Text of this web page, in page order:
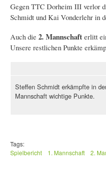
Gegen TTC Dorheim III verlor
Schmidt und Kai Vonderlehr in
Auch die 2. Mannschafterlitt
Unsere restlichen Punkte
Steffen Schmidt erkämpfte in
Mannschaft wichtige Punkte.
Tags:
Spielbericht
1. Mannschaft 2.